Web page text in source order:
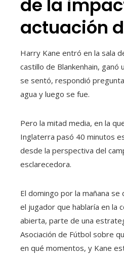
de la
actuación
Harry Kane entró en la sala
castillo de Blankenhain, ganó
se sentó, respondió
agua y luego se fue.
Pero la mitad media, en la
Inglaterra pasó 40 minutos
desde la perspectiva del
esclarecedora.
El domingo por la mañana se
el jugador que hablaría en la
abierta, parte de una
Asociación de Fútbol sobre
en qué momentos, y Kane